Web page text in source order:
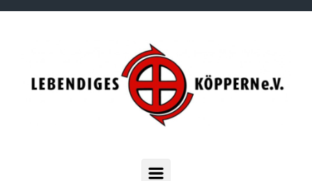
Zum Hauptinhalt springen